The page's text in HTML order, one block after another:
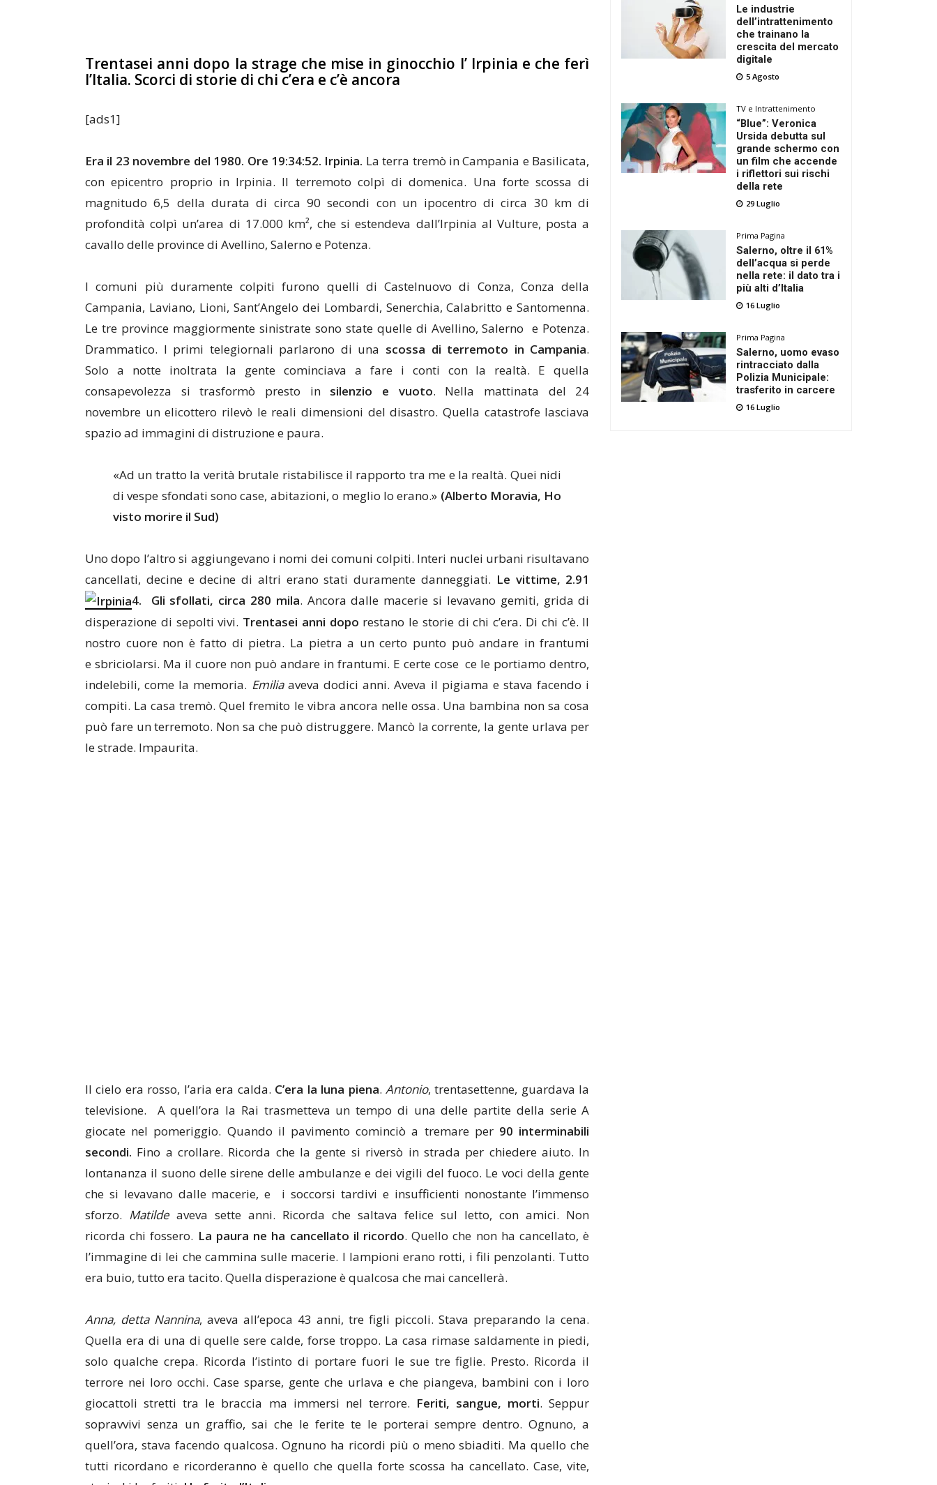
Trentasei anni dopo la strage che mise in ginocchio l’ Irpinia e che ferì
l’Italia. Scorci di storie di chi c’era e c’è ancora
[ads1]
Era il 23 novembre del 1980. Ore 19:34:52. Irpinia. La terra tremò in Campania e Basilicata,
con epicentro proprio in Irpinia. Il terremoto colpì di domenica. Una forte scossa di
magnitudo 6,5 della durata di circa 90 secondi con un ipocentro di circa 30 km di
profondità colpì un’area di 17.000 km², che si estendeva dall’Irpinia al Vulture, posta a
cavallo delle province di Avellino, Salerno e Potenza.
I comuni più duramente colpiti furono quelli di Castelnuovo di Conza, Conza della
Campania, Laviano, Lioni, Sant’Angelo dei Lombardi, Senerchia, Calabritto e Santomenna.
Le tre province maggiormente sinistrate sono state quelle di Avellino, Salerno e Potenza.
Drammatico. I primi telegiornali parlarono di una scossa di terremoto in Campania.
Solo a notte inoltrata la gente cominciava a fare i conti con la realtà. E quella
consapevolezza si trasformò presto in silenzio e vuoto. Nella mattinata del 24
novembre un elicottero rilevò le reali dimensioni del disastro. Quella catastrofe lasciava
spazio ad immagini di distruzione e paura.
«Ad un tratto la verità brutale ristabilisce il rapporto tra me e la realtà. Quei nidi
di vespe sfondati sono case, abitazioni, o meglio lo erano.» (Alberto Moravia, Ho
visto morire il Sud)
Uno dopo l’altro si aggiungevano i nomi dei comuni colpiti. Interi nuclei urbani risultavano
cancellati, decine e decine di altri erano stati duramente danneggiati. Le vittime, 2.91
4. Gli sfollati, circa 280 mila. Ancora dalle macerie si levavano gemiti, grida di
disperazione di sepolti vivi. Trentasei anni dopo restano le storie di chi c’era. Di chi c’è. Il
nostro cuore non è fatto di pietra. La pietra a un certo punto può andare in frantumi
e sbriciolarsi. Ma il cuore non può andare in frantumi. E certe cose ce le portiamo dentro,
indelebili, come la memoria. Emiliaaveva dodici anni. Aveva il pigiama e stava facendo i
compiti. La casa tremò. Quel fremito le vibra ancora nelle ossa. Una bambina non sa cosa
può fare un terremoto. Non sa che può distruggere. Mancò la corrente, la gente urlava per
le strade. Impaurita.
Il cielo era rosso, l’aria era calda. C’era la luna piena. Antonio, trentasettenne, guardava la
televisione. A quell’ora la Rai trasmetteva un tempo di una delle partite della serie A
giocate nel pomeriggio. Quando il pavimento cominciò a tremare per 90 interminabili
secondi. Fino a crollare. Ricorda che la gente si riversò in strada per chiedere aiuto. In
lontananza il suono delle sirene delle ambulanze e dei vigili del fuoco. Le voci della gente
che si levavano dalle macerie, e i soccorsi tardivi e insufficienti nonostante l’immenso
sforzo. Matilde aveva sette anni. Ricorda che saltava felice sul letto, con amici. Non
ricorda chi fossero. La paura ne ha cancellato il ricordo. Quello che non ha cancellato, è
l’immagine di lei che cammina sulle macerie. I lampioni erano rotti, i fili penzolanti. Tutto
era buio, tutto era tacito. Quella disperazione è qualcosa che mai cancellerà.
Anna, detta Nannina, aveva all’epoca 43 anni, tre figli piccoli. Stava preparando la cena.
Quella era di una di quelle sere calde, forse troppo. La casa rimase saldamente in piedi,
solo qualche crepa. Ricorda l’istinto di portare fuori le sue tre figlie. Presto. Ricorda il
terrore nei loro occhi. Case sparse, gente che urlava e che piangeva, bambini con i loro
giocattoli stretti tra le braccia ma immersi nel terrore. Feriti, sangue, morti. Seppur
sopravvivi senza un graffio, sai che le ferite te le porterai sempre dentro. Ognuno, a
quell’ora, stava facendo qualcosa. Ognuno ha ricordi più o meno sbiaditi. Ma quello che
tutti ricordano e ricorderanno è quello che quella forte scossa ha cancellato. Case, vite,
Le industrie
dell’intrattenimento
che trainano la
crescita del mercato
digitale
5 Agosto
TV e Intrattenimento
“Blue”: Veronica
Ursida debutta sul
grande schermo con
un film che accende
i riflettori sui rischi
della rete
29 Luglio
Prima Pagina
Salerno, oltre il 61%
dell’acqua si perde
nella rete: il dato tra i
più alti d’Italia
16 Luglio
Prima Pagina
Salerno, uomo evaso
rintracciato dalla
Polizia Municipale:
trasferito in carcere
16 Luglio